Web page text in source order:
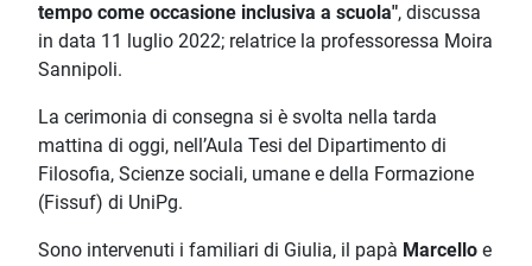
tempo come occasione inclusiva a scuola", discussa
in data 11 luglio 2022; relatrice la professoressa Moira
Sannipoli.
La cerimonia di consegna si è svolta nella tarda
mattina di oggi, nell’Aula Tesi del Dipartimento di
Filosofia, Scienze sociali, umane e della Formazione
(Fissuf) di UniPg.
Sono intervenuti i familiari di Giulia, il papà Marcello e